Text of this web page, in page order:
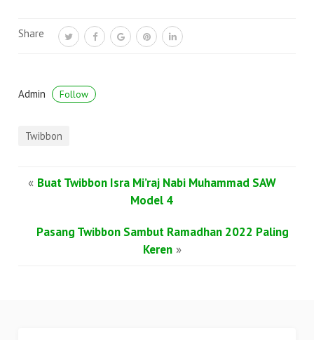
Share
Admin Follow
Twibbon
« Buat Twibbon Isra Mi’raj Nabi Muhammad SAW
Model 4
Pasang Twibbon Sambut Ramadhan 2022 Paling
Keren »